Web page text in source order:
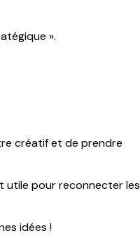
».
créatif et de prendre
utile pour reconnecter les
idées !